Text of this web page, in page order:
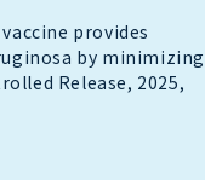
provides
by minimizing
Release, 2025,